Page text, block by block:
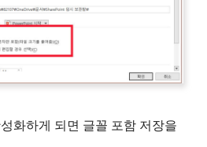
화하게 되면 글꼴 포함 저장을